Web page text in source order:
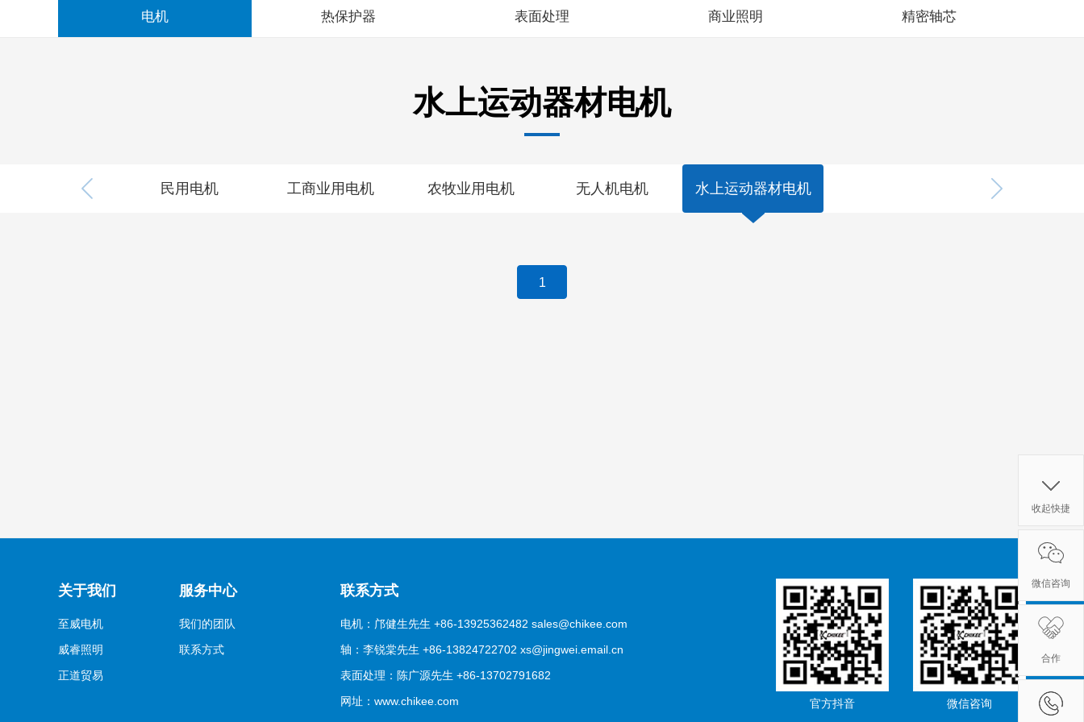
电机 热保护器 表面处理 商业照明 精密轴芯
水上运动器材电机
民用电机 工商业用电机 农牧业用电机 无人机电机 水上运动器材电机
1
关于我们
至威电机
威睿照明
正道贸易
服务中心
我们的团队
联系方式
联系方式
电机：邝健生先生 +86-13925362482 sales@chikee.com
轴：李锐棠先生 +86-13824722702 xs@jingwei.email.cn
表面处理：陈广源先生 +86-13702791682
网址：www.chikee.com
微信咨询
官方抖音
收起快捷
微信咨询
合作